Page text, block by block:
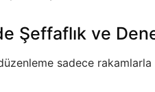
Şeffaflık ve
sadece